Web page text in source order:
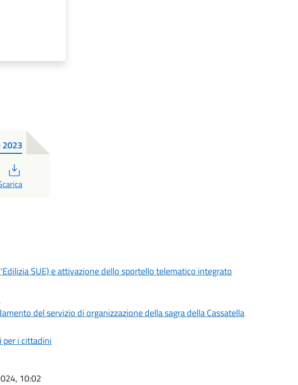
2023
SUE) e attivazione dello sportello telematico integrato
del servizio di organizzazione della sagra della Cassatella
per i cittadini
10:02